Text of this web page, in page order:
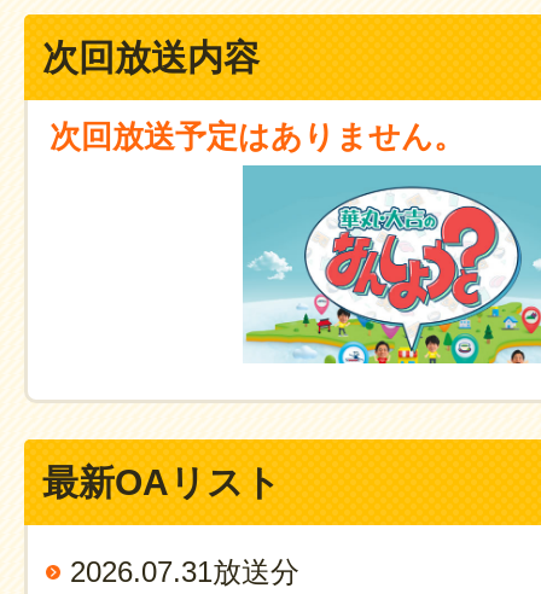
次回放送内容
次回放送予定はありません。
最新OAリスト
2026.07.31放送分